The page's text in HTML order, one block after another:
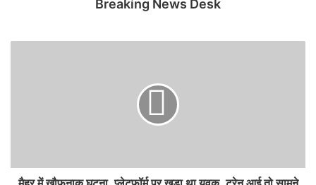
Breaking News Desk